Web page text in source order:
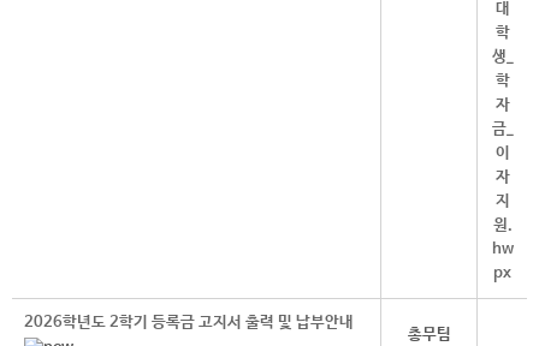
2026학년도 2학기 등록금 고지서 출력 및 납부안내
총무팀